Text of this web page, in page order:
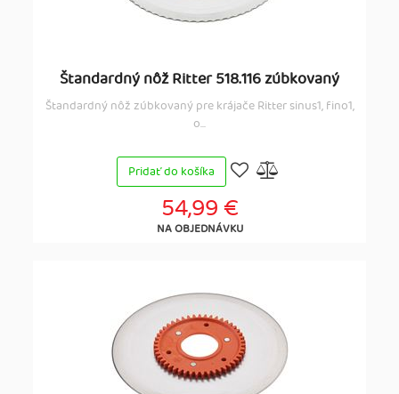
Štandardný nôž Ritter 518.116 zúbkovaný
Štandardný nôž zúbkovaný pre krájače Ritter sinus1, fino1,
o...
Pridať do košíka
54,99 €
NA OBJEDNÁVKU